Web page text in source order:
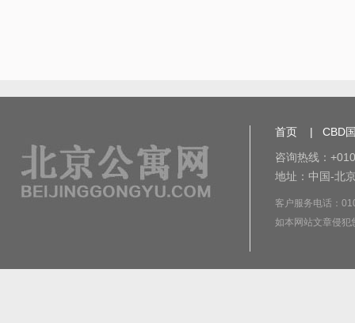
首页 |
CBD
咨询热线：
地址：中国-北
客户服务电话：
如本网站文章侵犯